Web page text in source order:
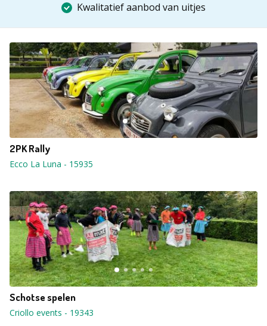
Kwalitatief aanbod van uitjes
2PK Rally
Ecco La Luna - 15935
Schotse spelen
Criollo events - 19343